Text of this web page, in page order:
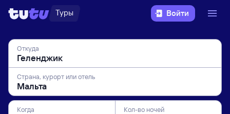
Туры Войти
Откуда
Страна, курорт или отель
Когда Кол-во ночей